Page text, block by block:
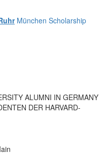
München Scholarship
ALUMNI IN GERMANY
DER HARVARD-